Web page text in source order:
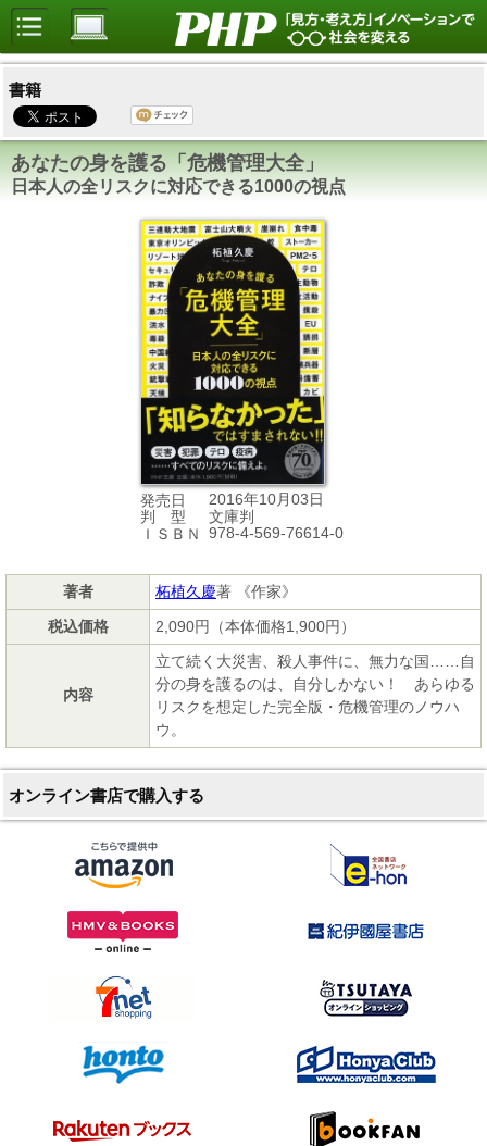
書籍
あなたの身を護る「危機管理大全」
日本人の全リスクに対応できる1000の視点
発売日
2016年10月03日
判 型
文庫判
ＩＳＢＮ
978-4-569-76614-0
著者 柘植久慶著 《作家》
税込価格
2,090円（本体価格1,900円）
内容
立て続く大災害、殺人事件に、無力な国……自
分の身を護るのは、自分しかない！ あらゆる
リスクを想定した完全版・危機管理のノウハ
ウ。
オンライン書店で購入する